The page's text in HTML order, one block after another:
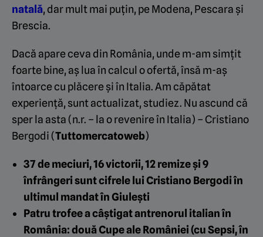
natală, dar mult mai puțin, pe Modena, Pescara și
Brescia.
Dacă apare ceva din România, unde m-am simțit
foarte bine, aș lua în calcul o ofertă, însă m-aș
întoarce cu plăcere și în Italia. Am căpătat
experiență, sunt actualizat, studiez. Nu ascund că
sper la asta (n.r. – la o revenire în Italia) – Cristiano
Bergodi (Tuttomercatoweb)
37 de meciuri, 16 victorii, 12 remize și 9
înfrângeri sunt cifrele lui Cristiano Bergodi în
ultimul mandat în Giulești
Patru trofee a câștigat antrenorul italian în
România: două Cupe ale României (cu Sepsi, în